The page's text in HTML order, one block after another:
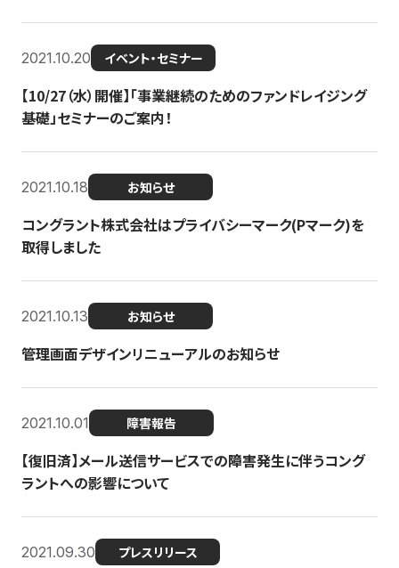
2021.10.20 イベント・セミナー
【10/27（水）開催】「事業継続のためのファンドレイジング
基礎」セミナーのご案内！
2021.10.18 お知らせ
コングラント株式会社はプライバシーマーク(Pマーク)を
取得しました
2021.10.13 お知らせ
管理画面デザインリニューアルのお知らせ
2021.10.01 障害報告
【復旧済】メール送信サービスでの障害発生に伴うコング
ラントへの影響について
2021.09.30 プレスリリース